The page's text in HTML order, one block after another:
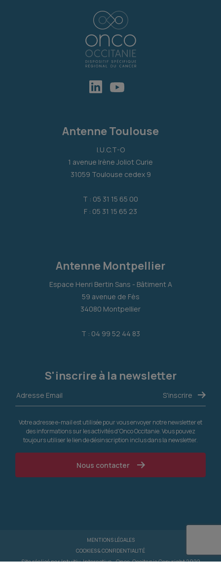
Antenne Toulouse
I.U.C.T-O
1 avenue Irène Joliot Curie
31059 Toulouse cedex 9
T : 05 31 15 65 00
F : 05 31 15 65 23
Antenne Montpellier
Espace Henri Bertin Sans - Bâtiment A
59 avenue de Fès
34080 Montpellier
T : 04 99 52 44 83
S'inscrire à la newsletter
Votre adresse e-mail est utilisée pour vous envoyer notre newsletter et
des informations sur les activités d'Onco Occitanie. Vous pouvez
toujours utiliser le lien de désinscription inclus dans la newsletter.
Nous contacter
MENTIONS LÉGALES
COOKIES & CONFIDENTIALITÉ
Site réalisé parIntuitiv-Interactive- Onco-Occitanie Copyright 2022